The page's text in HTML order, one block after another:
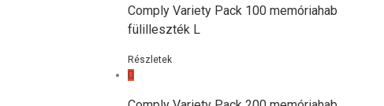
Comply Variety Pack 100 memóriahab
fülilleszték L
Részletek